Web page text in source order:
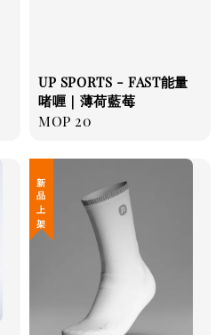
UP SPORTS - FAST能量
啫喱｜薄荷藍莓
Regular
MOP 20
新 品 上 架